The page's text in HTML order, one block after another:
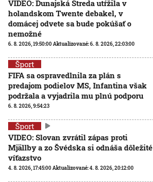
VIDEO: Dunajská Streda utŕžila v
holandskom Twente debakel, v
domácej odvete sa bude pokúšať o
nemožné
6. 8. 2026, 19:50:00Aktualizované:6. 8. 2026, 22:03:00
Šport
FIFA sa ospravedlnila za plán s
predajom podielov MS, Infantina však
podržala a vyjadrila mu plnú podporu
6. 8. 2026, 9:54:23
Šport
VIDEO: Slovan zvrátil zápas proti
Mjällby a zo Švédska si odnáša dôležité
víťazstvo
4. 8. 2026, 17:45:00Aktualizované:4. 8. 2026, 20:12:00